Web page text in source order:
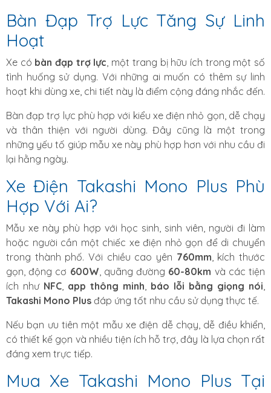
Bàn Đạp Trợ Lực Tăng Sự Linh
Hoạt
Xe có bàn đạp trợ lực, một trang bị hữu ích trong một số
tình huống sử dụng. Với những ai muốn có thêm sự linh
hoạt khi dùng xe, chi tiết này là điểm cộng đáng nhắc đến.
Bàn đạp trợ lực phù hợp với kiểu xe điện nhỏ gọn, dễ chạy
và thân thiện với người dùng. Đây cũng là một trong
những yếu tố giúp mẫu xe này phù hợp hơn với nhu cầu đi
lại hằng ngày.
Xe Điện Takashi Mono Plus Phù
Hợp Với Ai?
Mẫu xe này phù hợp với học sinh, sinh viên, người đi làm
hoặc người cần một chiếc xe điện nhỏ gọn để di chuyển
trong thành phố. Với chiều cao yên 760mm, kích thước
gọn, động cơ 600W, quãng đường 60-80km và các tiện
ích như NFC, app thông minh, báo lỗi bằng giọng nói,
Takashi Mono Plus đáp ứng tốt nhu cầu sử dụng thực tế.
Nếu bạn ưu tiên một mẫu xe điện dễ chạy, dễ điều khiển,
có thiết kế gọn và nhiều tiện ích hỗ trợ, đây là lựa chọn rất
đáng xem trực tiếp.
Mua Xe Takashi Mono Plus Tại